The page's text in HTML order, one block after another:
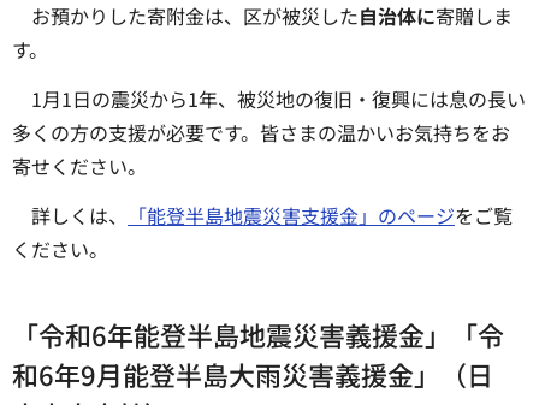
お預かりした寄附金は、区が被災した自治体に寄贈しま
す。
1月1日の震災から1年、被災地の復旧・復興には息の長い
多くの方の支援が必要です。皆さまの温かいお気持ちをお
寄せください。
詳しくは、
「能登半島地震災害支援金」のページをご覧
ください。
「令和6年能登半島地震災害義援金」「令
和6年9月能登半島大雨災害義援金」（日